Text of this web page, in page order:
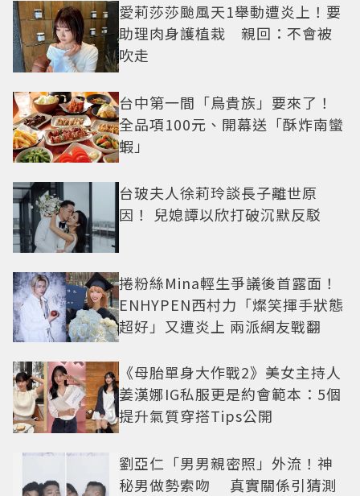
愛莉莎莎颱風天1舉動遭炎上！要
助理肉身護植栽 親回：不會被
吹走
台中第一間「鳥貴族」要來了！
全品項100元、開幕送「酥炸南蠻
蝦」
台玻夫人徐莉玲談長子離世原
因！ 兒媳譚以欣打破沉默反駁
捲粉絲Mina輕生爭議後首露面！
ENHYPEN西村力「燦笑揮手狀態
超好」又遭炎上 兩派網友戰翻
《母胎單身大作戰2》美女主持人
姜漢娜IG私服更是約會範本：5個
提升氣質穿搭Tips公開
劉亞仁「男男親密照」外流！神
秘男做勢索吻 真實關係引猜測